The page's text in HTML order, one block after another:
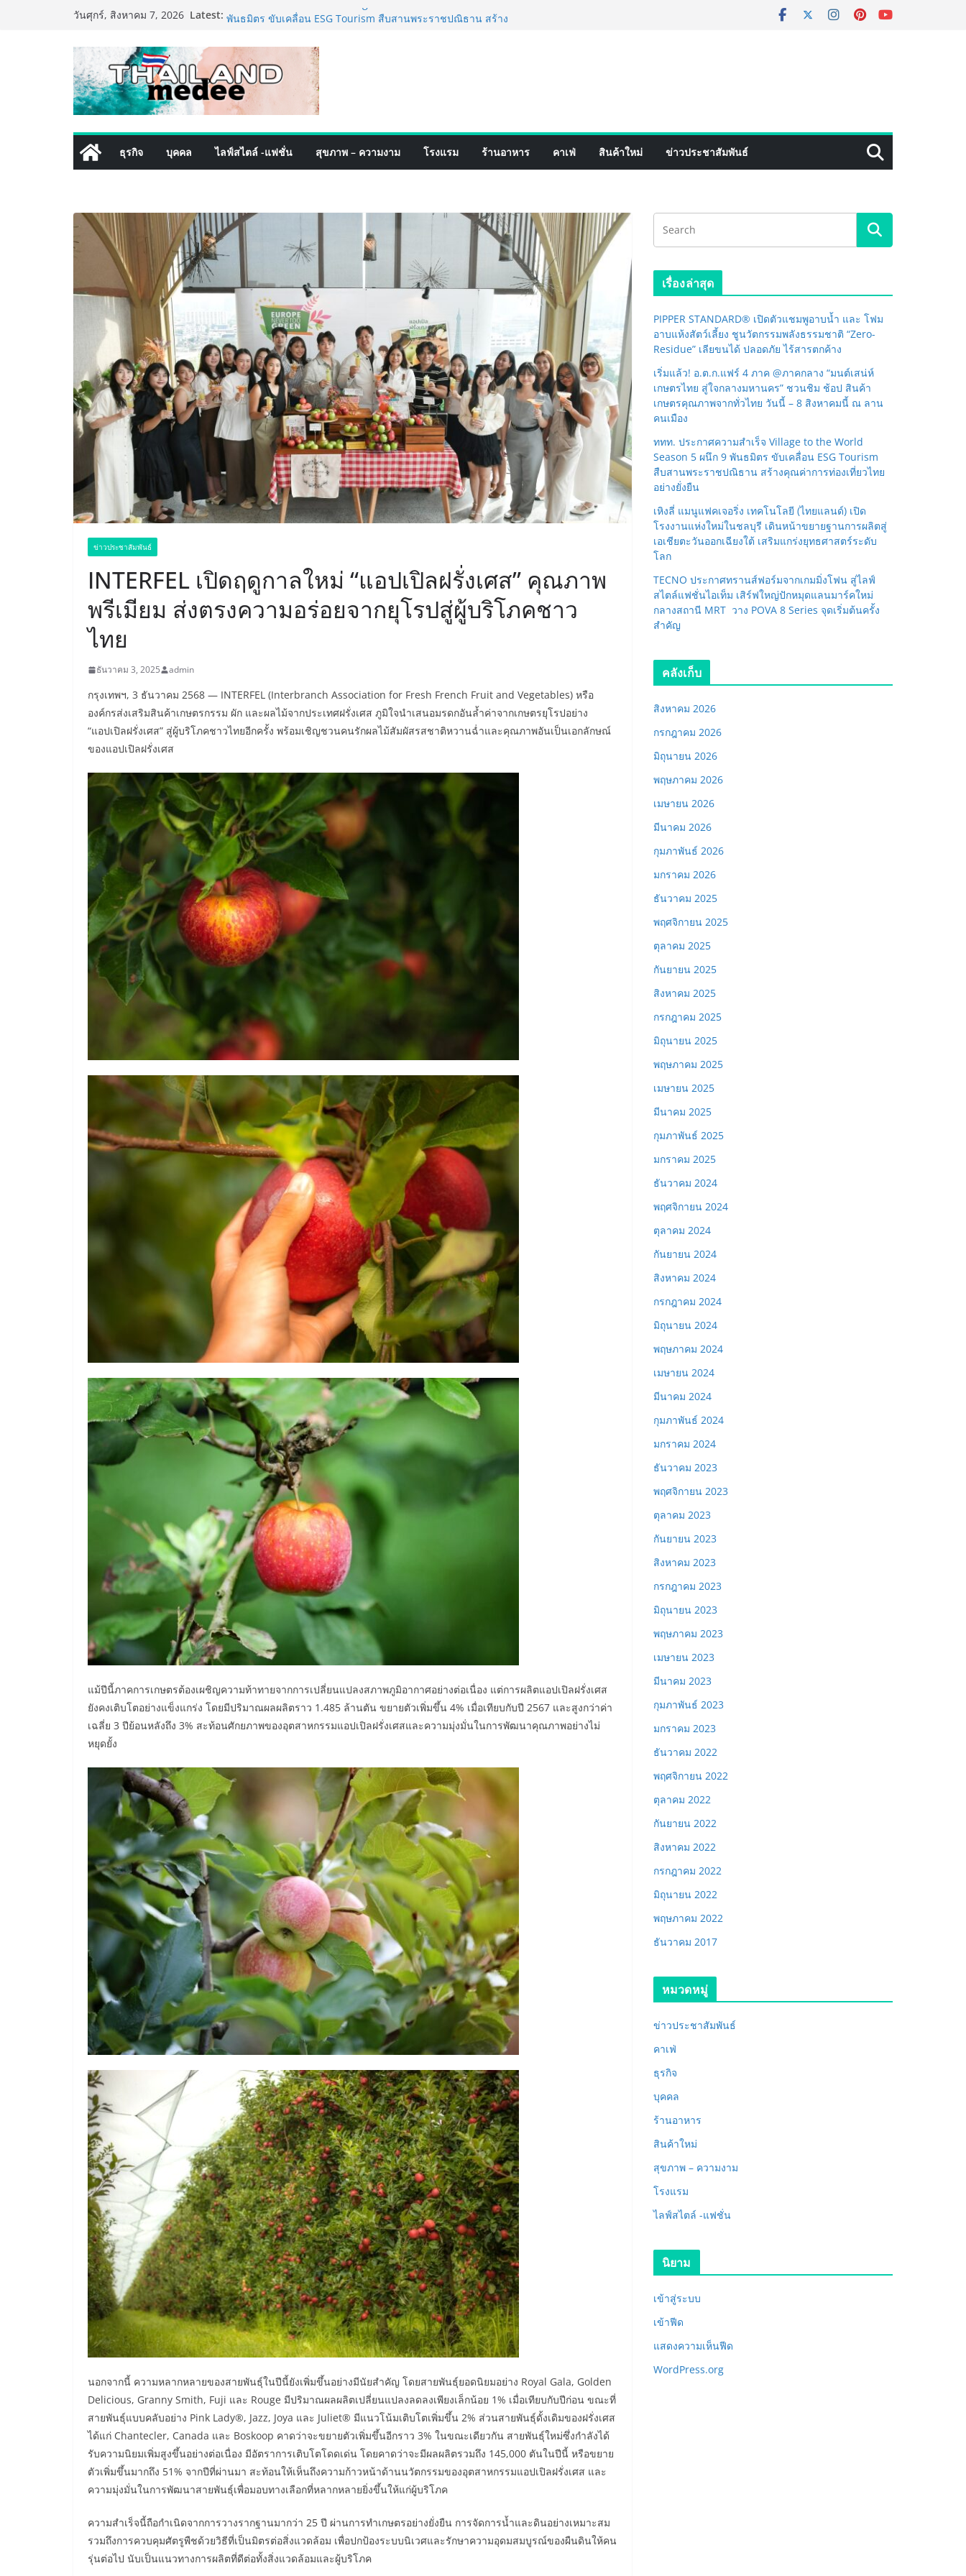
วันศุกร์, สิงหาคม 7, 2026 Latest: ททท. ประกาศความสำเร็จ Village to the World Season 5 ผนึก 9
เหิงลี่ แมนูแฟคเจอริ่ง เทคโนโลยี (ไทยแลนด์) เปิดโรงงานแห่งใหม่
ในชลบุรี เดินหน้าขยายฐานการผลิตสู่เอเชียตะวันออกเฉียงใต้
เสริมแกร่งยุทธศาสตร์ระดับโลก
TECNO ประกาศทรานส์ฟอร์มจากเกมมิ่งโฟน สู่ไลฟ์สไตล์แฟชั่นไอ
เท็ม เสิร์ฟใหญ่ปักหมุดแลนมาร์คใหม่กลางสถานี MRT วาง POVA
8 Series จุดเริ่มต้นครั้งสำคัญ
PIPPER STANDARD® เปิดตัวแชมพูอาบน้ำ และ โฟมอาบแห้งสัตว์
เลี้ยง ชูนวัตกรรมพลังธรรมชาติ “Zero-Residue” เลียขนได้
ปลอดภัย ไร้สารตกค้าง
ไทย วันนี้ – 8 สิงหาคมนี้ ณ ลานคนเมือง
ธุรกิจ บุคคล ไลฟ์สไตล์ -แฟชั่น สุขภาพ – ความงาม โรงแรม ร้านอาหาร คาเฟ่ สินค้าใหม่ ข่าวประชาสัมพันธ์
ข่าวประชาสัมพันธ์
INTERFEL เปิดฤดูกาลใหม่ “แอปเปิลฝรั่งเศส” คุณภาพ
พรีเมียม ส่งตรงความอร่อยจากยุโรปสู่ผู้บริโภคชาว
ไทย
ธันวาคม 3, 2025 admin
กรุงเทพฯ, 3 ธันวาคม 2568 — INTERFEL (Interbranch Association for Fresh French Fruit and Vegetables) หรือ
องค์กรส่งเสริมสินค้าเกษตรกรรม ผัก และผลไม้จากประเทศฝรั่งเศส ภูมิใจนำเสนอมรดกอันล้ำค่าจากเกษตรยุโรปอย่าง
“แอปเปิลฝรั่งเศส” สู่ผู้บริโภคชาวไทยอีกครั้ง พร้อมเชิญชวนคนรักผลไม้สัมผัสรสชาติหวานฉ่ำและคุณภาพอันเป็นเอกลักษณ์
ของแอปเปิลฝรั่งเศส
แม้ปีนี้ภาคการเกษตรต้องเผชิญความท้าทายจากการเปลี่ยนแปลงสภาพภูมิอากาศอย่างต่อเนื่อง แต่การผลิตแอปเปิลฝรั่งเศส
ยังคงเติบโตอย่างแข็งแกร่ง โดยมีปริมาณผลผลิตราว 1.485 ล้านตัน ขยายตัวเพิ่มขึ้น 4% เมื่อเทียบกับปี 2567 และสูงกว่าค่า
เฉลี่ย 3 ปีย้อนหลังถึง 3% สะท้อนศักยภาพของอุตสาหกรรมแอปเปิลฝรั่งเศสและความมุ่งมั่นในการพัฒนาคุณภาพอย่างไม่
หยุดยั้ง
นอกจากนี้ ความหลากหลายของสายพันธุ์ในปีนี้ยังเพิ่มขึ้นอย่างมีนัยสำคัญ โดยสายพันธุ์ยอดนิยมอย่าง Royal Gala, Golden
Delicious, Granny Smith, Fuji และ Rouge มีปริมาณผลผลิตเปลี่ยนแปลงลดลงเพียงเล็กน้อย 1% เมื่อเทียบกับปีก่อน ขณะที่
สายพันธุ์แบบคลับอย่าง Pink Lady®, Jazz, Joya และ Juliet® มีแนวโน้มเติบโตเพิ่มขึ้น 2% ส่วนสายพันธุ์ดั้งเดิมของฝรั่งเศส
ได้แก่ Chantecler, Canada และ Boskoop คาดว่าจะขยายตัวเพิ่มขึ้นอีกราว 3% ในขณะเดียวกัน สายพันธุ์ใหม่ซึ่งกำลังได้
รับความนิยมเพิ่มสูงขึ้นอย่างต่อเนื่อง มีอัตราการเติบโตโดดเด่น โดยคาดว่าจะมีผลผลิตรวมถึง 145,000 ตันในปีนี้ หรือขยาย
ตัวเพิ่มขึ้นมากถึง 51% จากปีที่ผ่านมา สะท้อนให้เห็นถึงความก้าวหน้าด้านนวัตกรรมของอุตสาหกรรมแอปเปิลฝรั่งเศส และ
ความมุ่งมั่นในการพัฒนาสายพันธุ์เพื่อมอบทางเลือกที่หลากหลายยิ่งขึ้นให้แก่ผู้บริโภค
ความสำเร็จนี้ถือกำเนิดจากการวางรากฐานมากว่า 25 ปี ผ่านการทำเกษตรอย่างยั่งยืน การจัดการน้ำและดินอย่างเหมาะสม
รวมถึงการควบคุมศัตรูพืชด้วยวิธีที่เป็นมิตรต่อสิ่งแวดล้อม เพื่อปกป้องระบบนิเวศและรักษาความอุดมสมบูรณ์ของผืนดินให้คน
รุ่นต่อไป นับเป็นแนวทางการผลิตที่ดีต่อทั้งสิ่งแวดล้อมและผู้บริโภค
เรื่องล่าสุด
PIPPER STANDARD® เปิดตัวแชมพูอาบน้ำ และ โฟม
อาบแห้งสัตว์เลี้ยง ชูนวัตกรรมพลังธรรมชาติ “Zero-
Residue” เลียขนได้ ปลอดภัย ไร้สารตกค้าง
เริ่มแล้ว! อ.ต.ก.แฟร์ 4 ภาค @ภาคกลาง “มนต์เสน่ห์
เกษตรไทย สู่ใจกลางมหานคร” ชวนชิม ช้อป สินค้า
เกษตรคุณภาพจากทั่วไทย วันนี้ – 8 สิงหาคมนี้ ณ ลาน
คนเมือง
ททท. ประกาศความสำเร็จ Village to the World
Season 5 ผนึก 9 พันธมิตร ขับเคลื่อน ESG Tourism
สืบสานพระราชปณิธาน สร้างคุณค่าการท่องเที่ยวไทย
อย่างยั่งยืน
เหิงลี่ แมนูแฟคเจอริ่ง เทคโนโลยี (ไทยแลนด์) เปิด
โรงงานแห่งใหม่ในชลบุรี เดินหน้าขยายฐานการผลิตสู่
เอเชียตะวันออกเฉียงใต้ เสริมแกร่งยุทธศาสตร์ระดับ
โลก
TECNO ประกาศทรานส์ฟอร์มจากเกมมิ่งโฟน สู่ไลฟ์
สไตล์แฟชั่นไอเท็ม เสิร์ฟใหญ่ปักหมุดแลนมาร์คใหม่
กลางสถานี MRT วาง POVA 8 Series จุดเริ่มต้นครั้ง
สำคัญ
คลังเก็บ
สิงหาคม 2026
กรกฎาคม 2026
มิถุนายน 2026
พฤษภาคม 2026
เมษายน 2026
มีนาคม 2026
กุมภาพันธ์ 2026
มกราคม 2026
ธันวาคม 2025
พฤศจิกายน 2025
ตุลาคม 2025
กันยายน 2025
สิงหาคม 2025
กรกฎาคม 2025
มิถุนายน 2025
พฤษภาคม 2025
เมษายน 2025
มีนาคม 2025
กุมภาพันธ์ 2025
มกราคม 2025
ธันวาคม 2024
พฤศจิกายน 2024
ตุลาคม 2024
กันยายน 2024
สิงหาคม 2024
กรกฎาคม 2024
มิถุนายน 2024
พฤษภาคม 2024
เมษายน 2024
มีนาคม 2024
กุมภาพันธ์ 2024
มกราคม 2024
ธันวาคม 2023
พฤศจิกายน 2023
ตุลาคม 2023
กันยายน 2023
สิงหาคม 2023
กรกฎาคม 2023
มิถุนายน 2023
พฤษภาคม 2023
เมษายน 2023
มีนาคม 2023
กุมภาพันธ์ 2023
มกราคม 2023
ธันวาคม 2022
พฤศจิกายน 2022
ตุลาคม 2022
กันยายน 2022
สิงหาคม 2022
กรกฎาคม 2022
มิถุนายน 2022
พฤษภาคม 2022
ธันวาคม 2017
หมวดหมู่
ข่าวประชาสัมพันธ์
คาเฟ่
ธุรกิจ
บุคคล
ร้านอาหาร
สินค้าใหม่
สุขภาพ – ความงาม
โรงแรม
ไลฟ์สไตล์ -แฟชั่น
นิยาม
เข้าสู่ระบบ
เข้าฟีด
แสดงความเห็นฟีด
WordPress.org